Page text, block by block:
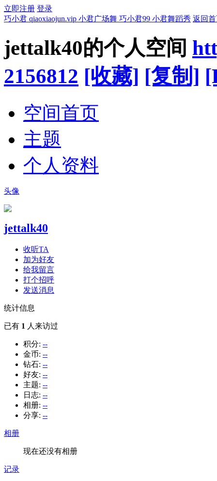
立即注册 登录
巧小君 qiaoxiaojun.vip 小君广场舞 巧小君99 小君舞蹈秀 返回
jettalk40的个人空间
2156812 [收藏] [复制]
空间首页
主题
个人资料
头像
jettalk40
收听TA
加为好友
给我留言
打个招呼
发送消息
统计信息
已有 1 人来访过
积分: --
金币: --
钻石: --
好友: --
主题: --
日志: --
相册: --
分享: --
相册
现在还没有相册
记录